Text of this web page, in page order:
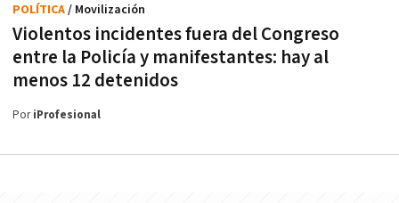
Violentos incidentes fuera del Congreso
entre la Policía y manifestantes: hay al
menos 12 detenidos
POLÍTICA/ Movilización
PoriProfesional